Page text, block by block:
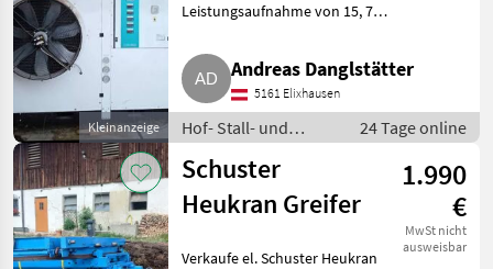
Kleinanzeige
Leistungsaufnahme von 15, 7
Lüfter, 22 kW, Bj. 2017,
Frequenzumformer. Wegen
Neuanschaffung. Preis inkl
Andreas Danglstätter
5161 Elixhausen
Hof- Stall- und
Weidetechnik /
Heutechnik
24 Tage online
Schuster
Heukran Greifer
1.990
€
MwSt nicht
ausweisbar
Verkaufe el. Schuster Heukran